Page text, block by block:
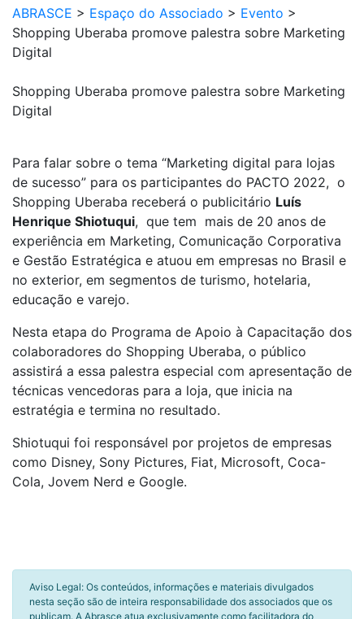
ABRASCE > Espaço do Associado > Evento >
Shopping Uberaba promove palestra sobre Marketing
Digital
Shopping Uberaba promove palestra sobre Marketing
Digital
Para falar sobre o tema “Marketing digital para lojas
de sucesso” para os participantes do PACTO 2022, o
Shopping Uberaba receberá o publicitário Luís
Henrique Shiotuqui, que tem mais de 20 anos de
experiência em Marketing, Comunicação Corporativa
e Gestão Estratégica e atuou em empresas no Brasil e
no exterior, em segmentos de turismo, hotelaria,
educação e varejo.
Nesta etapa do Programa de Apoio à Capacitação dos
colaboradores do Shopping Uberaba, o público
assistirá a essa palestra especial com apresentação de
técnicas vencedoras para a loja, que inicia na
estratégia e termina no resultado.
Shiotuqui foi responsável por projetos de empresas
como Disney, Sony Pictures, Fiat, Microsoft, Coca-
Cola, Jovem Nerd e Google.
Aviso Legal: Os conteúdos, informações e materiais divulgados
nesta seção são de inteira responsabilidade dos associados que os
publicam. A Abrasce atua exclusivamente como facilitadora do